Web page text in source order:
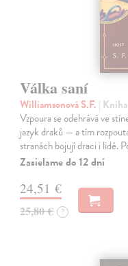
Válka saní
Williamsonová S.F. | Kniha
Vzpoura se odehrává ve
jazyk draků — a tím
stranách bojují draci i lidé.
Zasielame do 12 dní
24,51 €
25,80 € ?